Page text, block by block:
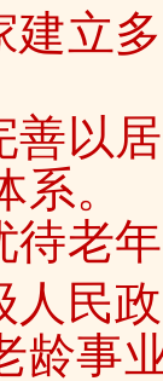
立多
善以
。
待老
民政
龄事